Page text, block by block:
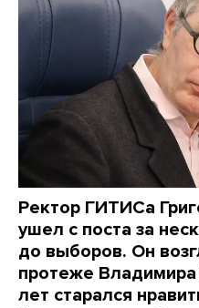
Ректор ГИТИСа
ушел с поста за
до выборов. Он
протеже
лет старался